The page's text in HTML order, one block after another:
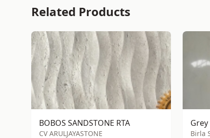
Related Products
BOBOS SANDSTONE RTA
CV ARULJAYASTONE
Grey
Birla